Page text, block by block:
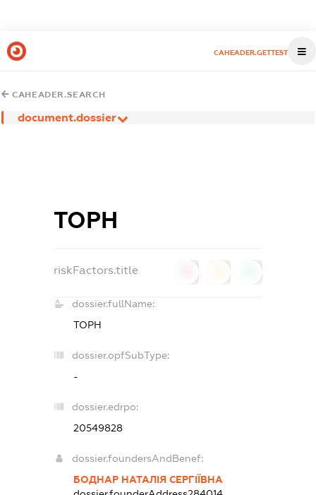
CAHEADER.GETTEST
CAHEADER.SEARCH
document.dossier
ТОРН
riskFactors.title
dossier.fullName:
ТОРН
dossier.opfSubType:
-
dossier.edrpo:
20549828
dossier.foundersAndBenef:
БОДНАР НАТАЛІЯ СЕРГІЇВНА